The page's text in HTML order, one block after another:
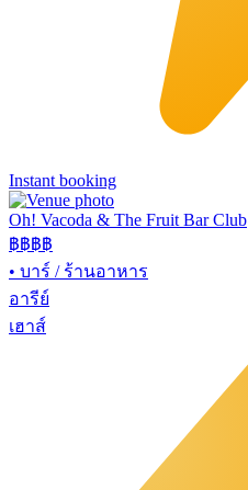
Instant booking
Oh! Vacoda & The Fruit Bar Club
฿฿฿฿
• บาร์ / ร้านอาหาร
อารีย์
เฮาส์